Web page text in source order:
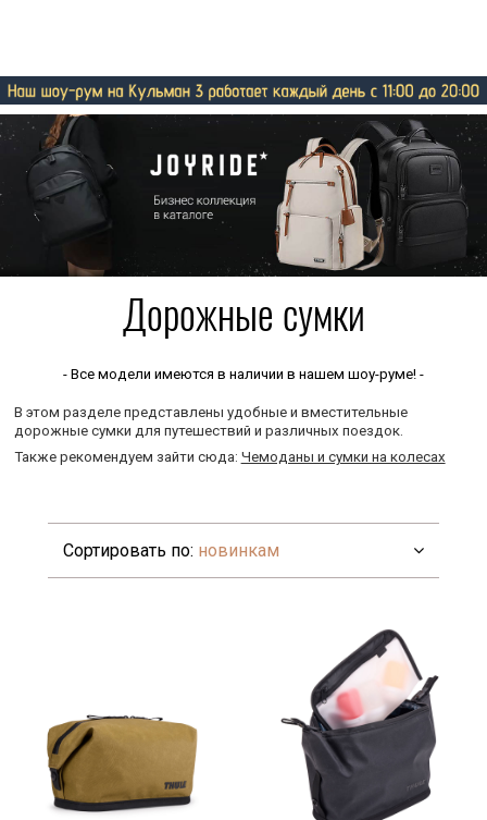
Дорожные сумки
- Все модели имеются в наличии в нашем шоу-руме! -
В этом разделе представлены удобные и вместительные
дорожные сумки для путешествий и различных поездок.
Также рекомендуем зайти сюда: Чемоданы и сумки на колесах
Сортировать по: новинкам